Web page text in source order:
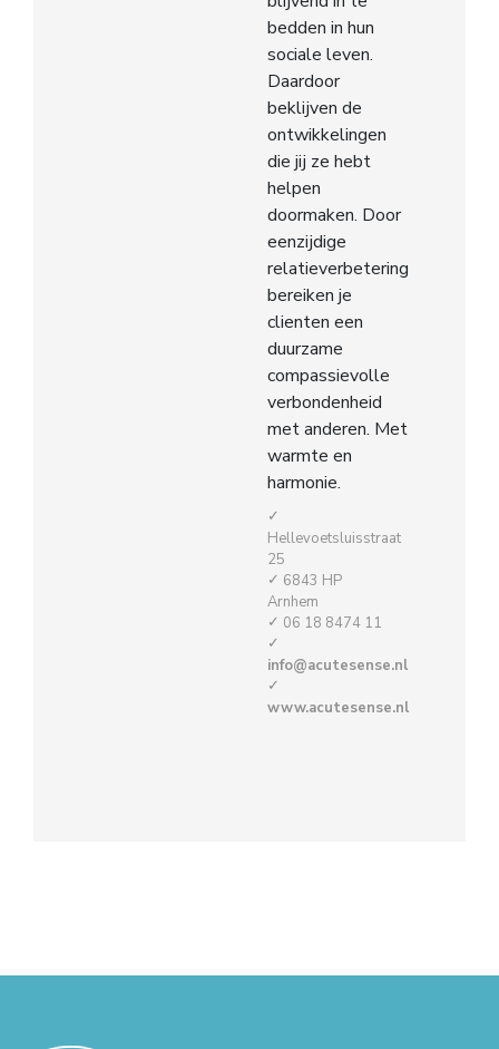
bedden in hun
sociale leven.
Daardoor
beklijven de
ontwikkelingen
die jij ze hebt
helpen
doormaken. Door
eenzijdige
relatieverbetering
bereiken je
clienten een
duurzame
compassievolle
verbondenheid
met anderen. Met
warmte en
harmonie.
Hellevoetsluisstraat
25
6843 HP
Arnhem
06 18 8474 11
info@acutesense.nl
www.acutesense.nl